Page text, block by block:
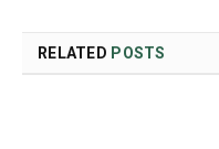
RELATED POSTS